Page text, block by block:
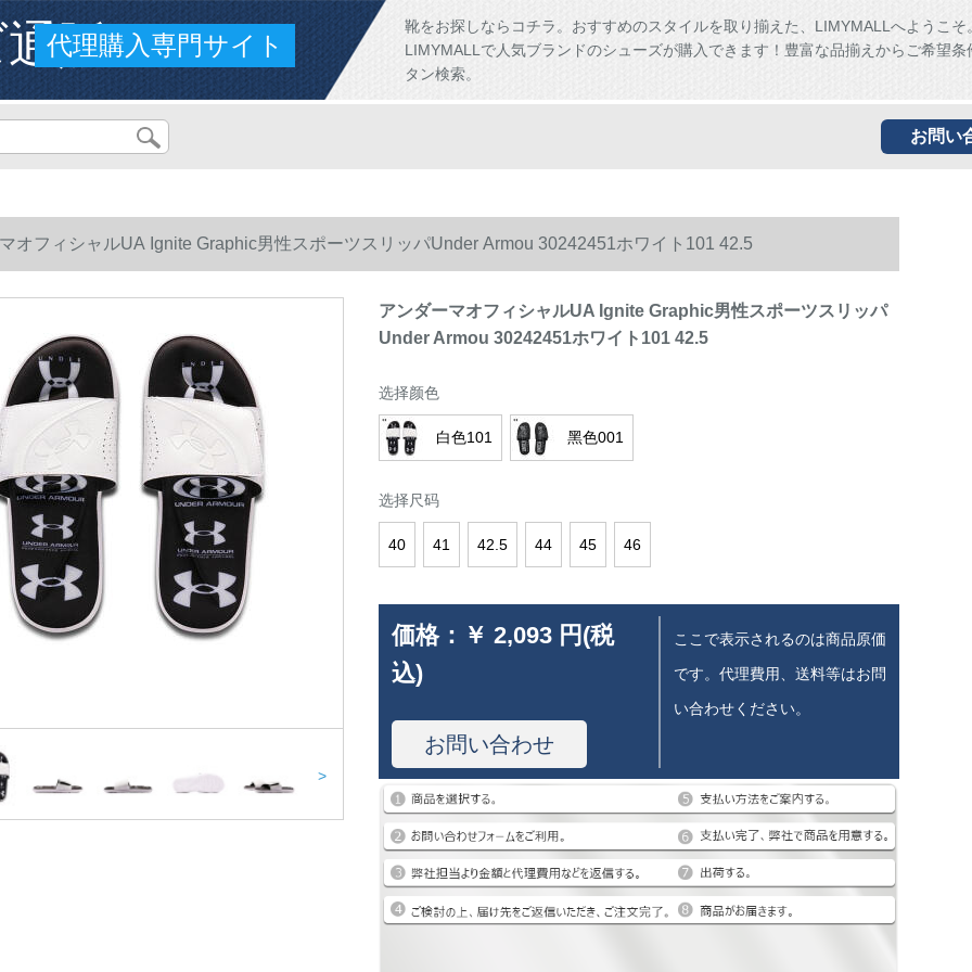
販
代理購入専門サイト
靴をお探しならコチラ。おすすめのスタイルを取り揃えた、LIMYMALLへようこそ
LIMYMALLで人気ブランドのシューズが購入できます！豊富な品揃えからご希望条
タン検索。
お問い
オフィシャルUA Ignite Graphic男性スポーツスリッパUnder Armou 30242451ホワイト101 42.5
>
アンダーマオフィシャルUA Ignite Graphic男性スポーツスリッパ
Under Armou 30242451ホワイト101 42.5
选择颜色
白色101 黑色001
选择尺码
40 41 42.5 44 45 46
価格： ￥ 2,093 円(税
込)
お問い合わせ
ここで表示されるのは商品原価
です。代理費用、送料等はお問
い合わせください。